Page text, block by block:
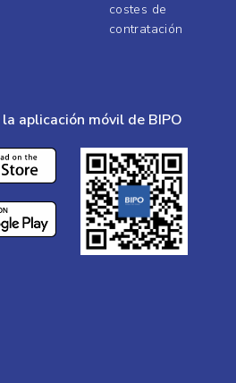
costes de
contratación
aplicación móvil de BIPO